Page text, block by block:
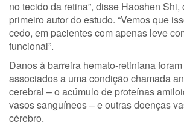
no tecido da retina”, disse Haoshen Shi,
primeiro autor do estudo. “Vemos que
cedo, em pacientes com apenas leve
funcional”.
Danos à barreira hemato-retiniana
associados a uma condição chamada
cerebral – o acúmulo de proteínas
vasos sanguíneos – e outras doenças
cérebro.